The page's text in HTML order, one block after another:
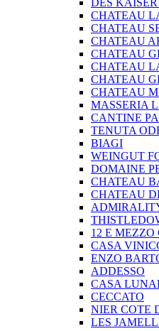
DES
CHATEAU
CHATEAU
CHATEAU
CHATEAU
CHATEAU
CHATEAU
CHATEAU
MASSERIA
CANTINE
TENUTA
BIAGI
WEINGUT
DOMAINE
CHATEAU
CHATEAU
12 E
CASA
ENZO
ADDESSO
CASA
CECCATO
NIER COTE
LES